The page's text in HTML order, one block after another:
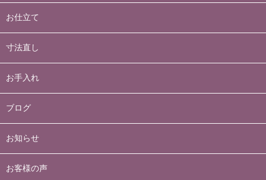
お仕立て
寸法直し
お手入れ
ブログ
お知らせ
お客様の声